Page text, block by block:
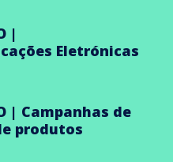
|
Eletrónicas
| Campanhas de
produtos